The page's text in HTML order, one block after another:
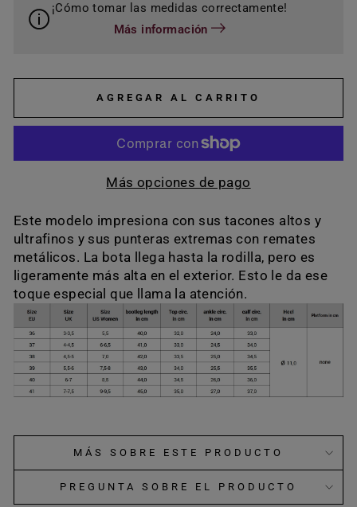
¡Cómo tomar las medidas correctamente!
Más información
AGREGAR AL CARRITO
Más opciones de pago
Este modelo impresiona con sus tacones altos y
ultrafinos y sus punteras extremas con remates
metálicos. La bota llega hasta la rodilla, pero es
ligeramente más alta en el exterior. Esto le da ese
toque especial que llama la atención.
MÁS SOBRE ESTE PRODUCTO
PREGUNTA SOBRE EL PRODUCTO